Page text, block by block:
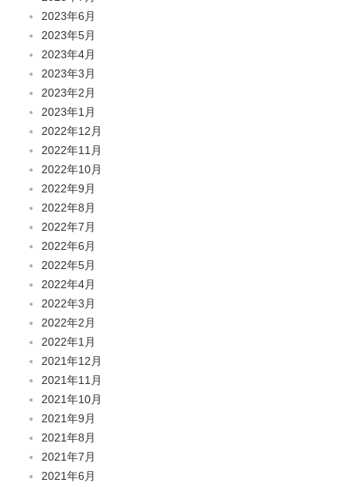
2023年6月
2023年5月
2023年4月
2023年3月
2023年2月
2023年1月
2022年12月
2022年11月
2022年10月
2022年9月
2022年8月
2022年7月
2022年6月
2022年5月
2022年4月
2022年3月
2022年2月
2022年1月
2021年12月
2021年11月
2021年10月
2021年9月
2021年8月
2021年7月
2021年6月